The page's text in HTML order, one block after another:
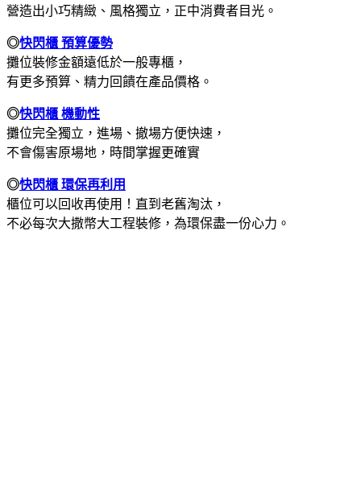
營造出小巧精緻、風格獨立，正中消費者目光。
◎快閃櫃 預算優勢
攤位裝修金額遠低於一般專櫃，
有更多預算、精力回饋在產品價格。
◎快閃櫃 機動性
攤位完全獨立，進場、撤場方便快速，
不會傷害原場地，時間掌握更確實
◎快閃櫃 環保再利用
櫃位可以回收再使用！直到老舊淘汰，
不必每次大撒幣大工程裝修，為環保盡一份心力。